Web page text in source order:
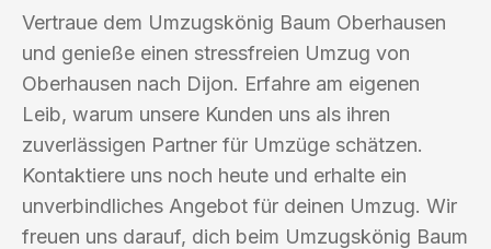
Vertraue dem Umzugskönig Baum Oberhausen
und genieße einen stressfreien Umzug von
Oberhausen nach Dijon. Erfahre am eigenen
Leib, warum unsere Kunden uns als ihren
zuverlässigen Partner für Umzüge schätzen.
Kontaktiere uns noch heute und erhalte ein
unverbindliches Angebot für deinen Umzug. Wir
freuen uns darauf, dich beim Umzugskönig Baum